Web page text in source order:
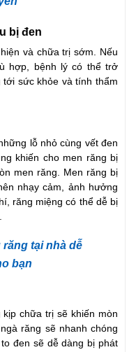
bị đen
và chữa trị sớm. Nếu
hợp, bệnh lý có thể trở
sức khỏe và tính thẩm
lỗ nhỏ cùng vết đen
khiến cho men răng bị
men răng. Men răng bị
nhạy cảm, ảnh hưởng
răng miệng có thể dễ bị
tại nhà dễ
bạn
chữa trị sẽ khiến mòn
răng sẽ nhanh chóng
đen sẽ dễ dàng bị phát